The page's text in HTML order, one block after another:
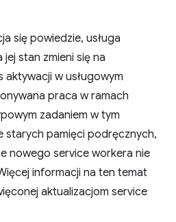
się powiedzie, usługa
stan zmieni się na
aktywacji w usługowym
praca w ramach
zadaniem w tym
starych pamięci podręcznych,
nowego service workera nie
informacji na ten temat
aktualizacjom service